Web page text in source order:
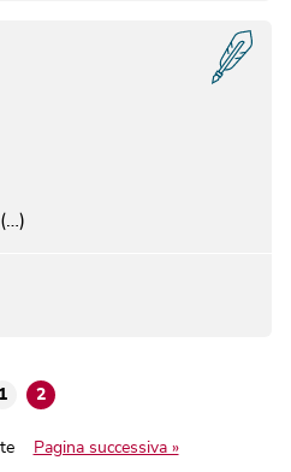
1 2
Pagina successiva »